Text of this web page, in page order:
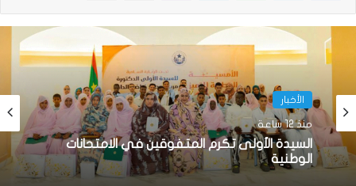
الأخبار
منذ 12 ساعة
السيدة الأولى تكرم المتفوقين في الامتحانات
الوطنية